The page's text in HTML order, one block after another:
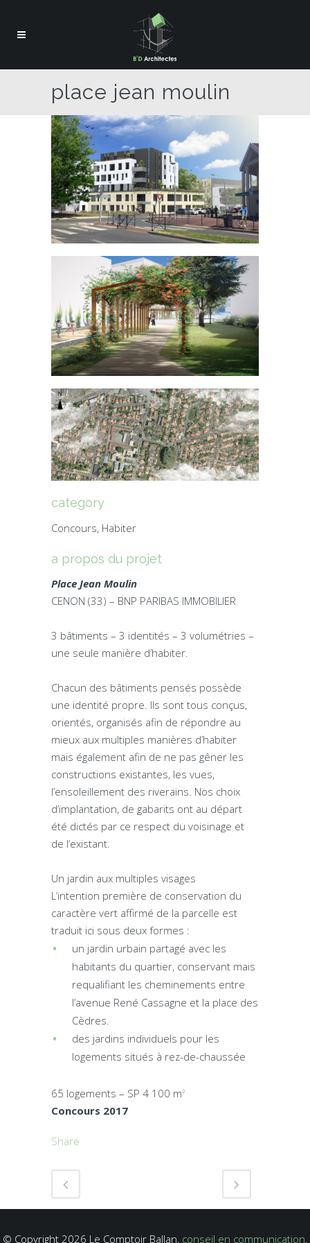
place jean moulin
category
Concours, Habiter
a propos du projet
Place Jean Moulin
CENON (33) – BNP PARIBAS IMMOBILIER
3 bâtiments – 3 identités – 3 volumétries –
une seule manière d’habiter.
Chacun des bâtiments pensés possède
une identité propre. Ils sont tous conçus,
orientés, organisés afin de répondre au
mieux aux multiples manières d’habiter
mais également afin de ne pas gêner les
constructions existantes, les vues,
l’ensoleillement des riverains. Nos choix
d’implantation, de gabarits ont au départ
été dictés par ce respect du voisinage et
de l’existant.
Un jardin aux multiples visages
L’intention première de conservation du
caractère vert affirmé de la parcelle est
traduit ici sous deux formes :
un jardin urbain partagé avec les
habitants du quartier, conservant mais
requalifiant les cheminements entre
l’avenue René Cassagne et la place des
Cèdres.
des jardins individuels pour les
logements situés à rez-de-chaussée
65 logements – SP 4 100 m 2
Concours 2017
Share
© Copyright 2026 Le Comptoir Ballan, conseil en communication.